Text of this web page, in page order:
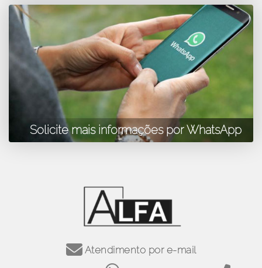
Solicite mais informações por WhatsApp
Atendimento por e-mail